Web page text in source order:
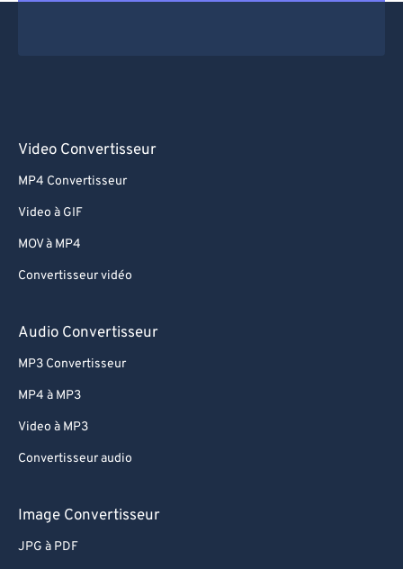
Video Convertisseur
MP4 Convertisseur
Video à GIF
MOV à MP4
Convertisseur vidéo
Audio Convertisseur
MP3 Convertisseur
MP4 à MP3
Video à MP3
Convertisseur audio
Image Convertisseur
JPG à PDF